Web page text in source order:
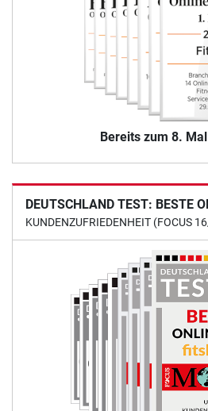
Bereits zum 8.
DEUTSCHLAND TEST: BESTE
KUNDENZUFRIEDENHEIT (FOCUS